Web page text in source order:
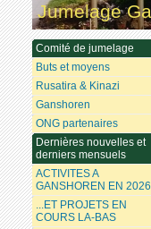
Jumelage
Comité de jumelage
Buts et moyens
Rusatira & Kinazi
Ganshoren
ONG partenaires
Dernières nouvelles et
derniers mensuels
ACTIVITES A
GANSHOREN EN 2026
...ET PROJETS EN
COURS LA-BAS